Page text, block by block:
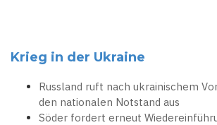
Krieg in der Ukraine
Russland ruft nach ukrainischem
den nationalen Notstand aus
Söder fordert erneut